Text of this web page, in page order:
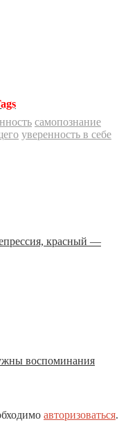
самопознание
уверенность в себе
красный —
воспоминания
авторизоваться.